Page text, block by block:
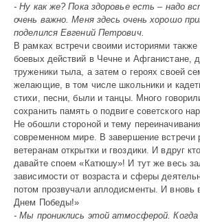
- Ну как же? Пока здоровье есть – надо
очень важно. Меня здесь очень хорошо
поделился Евгений Петрович.
В рамках встречи своими историями
боевых действий в Чечне и Афганистане,
труженики тыла, а затем о героях своей
желающие, в том числе школьники и
стихи, песни, были и танцы. Много
сохранить память о подвиге советского
Не обошли стороной и тему
современном мире. В завершение встречи
ветеранам открытки и гвоздики. И вдруг
давайте споем «Катюшу»! И тут же весь
зависимости от возраста и сферы
потом прозвучали аплодисменты. И вновь
Днем Победы!»
- Мы прониклись этой атмо­сферой. Когда